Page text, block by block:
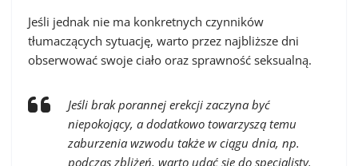
Jeśli jednak nie ma konkretnych czynników
tłumaczących sytuację, warto przez najbliższe dni
obserwować swoje ciało oraz sprawność seksualną.
Jeśli brak porannej erekcji zaczyna być
niepokojący, a dodatkowo towarzyszą temu
zaburzenia wzwodu także w ciągu dnia, np.
podczas zbliżeń, warto udać się do specjalisty.